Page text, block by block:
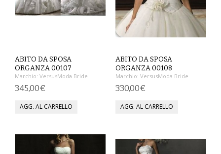
CAPISPALLA
GONNE
TAGLIE FORTI
ABITO DA SPOSA
ORGANZA 00107
Marchio: VersusModa Bride
345,00€
ABITO DA SPOSA
ORGANZA 00108
Marchio: VersusModa Bride
330,00€